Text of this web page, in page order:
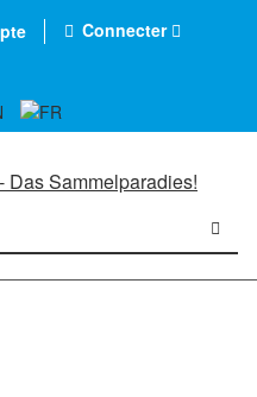
Connecter